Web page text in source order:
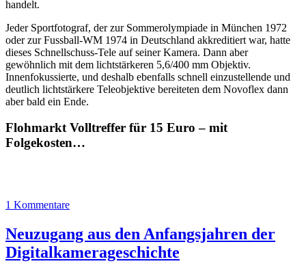
handelt.
Jeder Sportfotograf, der zur Sommerolympiade in München 1972
oder zur Fussball-WM 1974 in Deutschland akkreditiert war, hatte
dieses Schnellschuss-Tele auf seiner Kamera. Dann aber
gewöhnlich mit dem lichtstärkeren 5,6/400 mm Objektiv.
Innenfokussierte, und deshalb ebenfalls schnell einzustellende und
deutlich lichtstärkere Teleobjektive bereiteten dem Novoflex dann
aber bald ein Ende.
Flohmarkt Volltreffer für 15 Euro – mit
Folgekosten…
1 Kommentare
Neuzugang aus den Anfangsjahren der
Digitalkamerageschichte